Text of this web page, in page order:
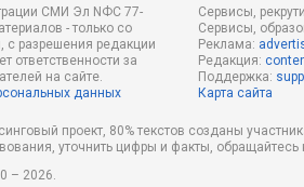
СМИ Эл NФС 77-
- только со
, с разрешения редакции
ответственности за
на сайте.
данных
Сервисы,
Сервисы,
Реклама:
Редакция:
Поддержка:
Карта сайта
проект, 80% текстов созданы
уточнить цифры и факты,
– 2026.